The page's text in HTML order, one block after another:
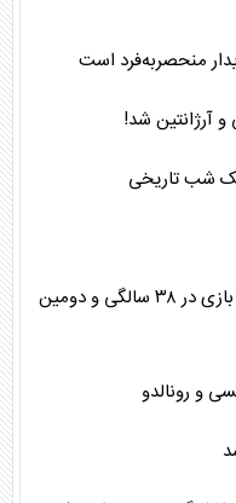
منحصر‌به‌فرد است
آرژانتین شد!
شب تاریخی
مسی ۳۹ ساله شد؛ رکورد ۵۰ گل در ۵۰ بازی در ۳۸ سالگی و دومین
و رونالدو